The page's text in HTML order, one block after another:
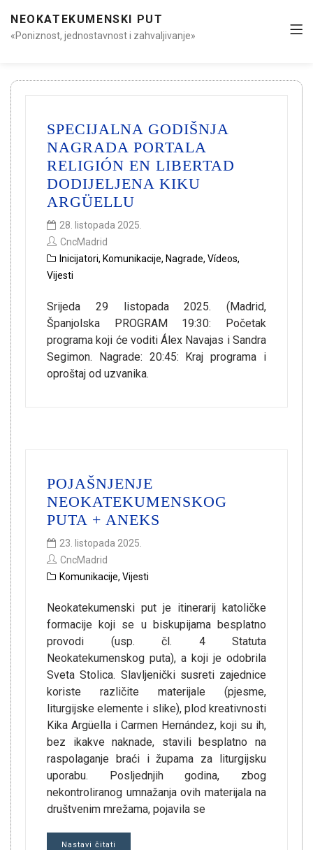
NEOKATEKUMENSKI PUT
«Poniznost, jednostavnost i zahvaljivanje»
SPECIJALNA GODIŠNJA
NAGRADA PORTALA
RELIGIÓN EN LIBERTAD
DODIJELJENA KIKU
ARGÜELLU
28. listopada 2025.
CncMadrid
Inicijatori, Komunikacije, Nagrade, Vídeos,
Vijesti
Srijeda 29 listopada 2025. (Madrid,
Španjolska PROGRAM 19:30: Početak
programa koji će voditi Álex Navajas i Sandra
Segimon. Nagrade: 20:45: Kraj programa i
oproštaj od uzvanika.
POJAŠNJENJE
NEOKATEKUMENSKOG
PUTA + ANEKS
23. listopada 2025.
CncMadrid
Komunikacije, Vijesti
Neokatekumenski put je itinerarij katoličke
formacije koji se u biskupijama besplatno
provodi (usp. čl. 4 Statuta
Neokatekumenskog puta), a koji je odobrila
Sveta Stolica. Slavljenički susreti zajednice
koriste različite materijale (pjesme,
liturgijske elemente i slike), plod kreativnosti
Kika Argüella i Carmen Hernández, koji su ih,
bez ikakve naknade, stavili besplatno na
raspolaganje braći i župama za liturgijsku
uporabu. Posljednjih godina, zbog
nekontroliranog umnažanja ovih materijala na
društvenim mrežama, pojavila se
Nastavi čitati